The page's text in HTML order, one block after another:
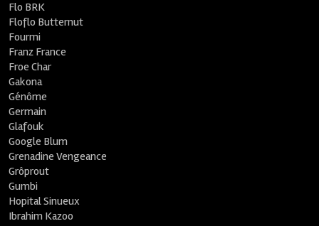
Flo BRK
Floflo Butternut
Fourmi
Franz France
Froe Char
Gakona
Génôme
Germain
Glafouk
Google Blum
Grenadine Vengeance
Grôprout
Gumbi
Hopital Sinueux
Ibrahim Kazoo